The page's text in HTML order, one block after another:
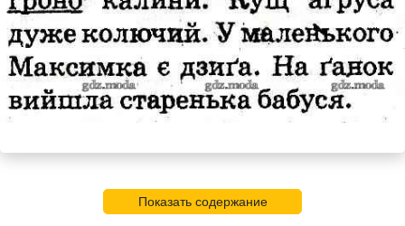
Показать содержание